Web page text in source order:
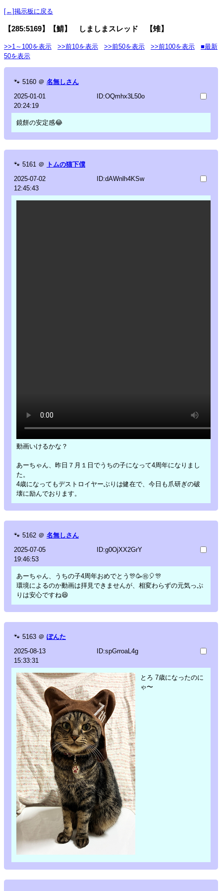
[←]掲示板に戻る
【285:5169】【鯖】 しましまスレッド 【雉】
>>1～100を表示 >>前10を表示 >>前50を表示 >>前100を表示
■最新
50を表示
🐾 5160 ＠ 名無しさん
2025-01-01
20:24:19
ID:OQmhx3L50o
鏡餅の安定感😂
🐾 5161 ＠ トムの猫下僕
2025-07-02
12:45:43
ID:dAWnlh4KSw
動画いけるかな？
あーちゃん、昨日７月１日でうちの子になって4周年になりまし
た。
4歳になってもデストロイヤーぶりは健在で、今日も爪研ぎの破
壊に励んでおります。
🐾 5162 ＠ 名無しさん
2025-07-05
19:46:53
ID:g0OjXX2GrY
あーちゃん、うちの子4周年おめでとう🎊🥳㊗️🎈🎊
環境によるのか動画は拝見できませんが、相変わらずの元気っぷ
りは安心ですね😆
🐾 5163 ＠ ぽんた
2025-08-13
15:33:31
ID:spGrroaL4g
とろ 7歳になったのに
ゃ〜